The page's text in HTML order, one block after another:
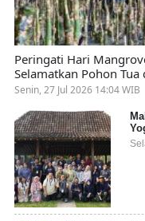
Peringati Hari
Selamatkan Pohon Tua
Senin, 27 Jul 2026 14:04 WIB